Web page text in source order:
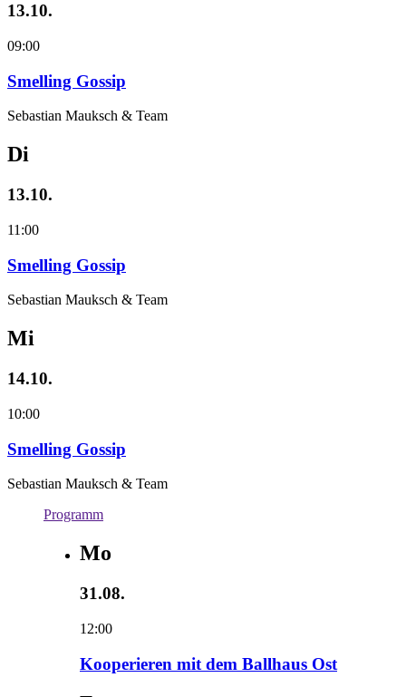
13.10.
09:00
Smelling Gossip
Sebastian Mauksch & Team
Di
13.10.
11:00
Smelling Gossip
Sebastian Mauksch & Team
Mi
14.10.
10:00
Smelling Gossip
Sebastian Mauksch & Team
Programm
Mo
31.08.
12:00
Kooperieren mit dem Ballhaus Ost